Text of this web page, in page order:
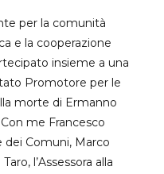
per la comunità
e la cooperazione
insieme a una
Promotore per le
morte di Ermanno
me Francesco
dei Comuni, Marco
l’Assessora alla